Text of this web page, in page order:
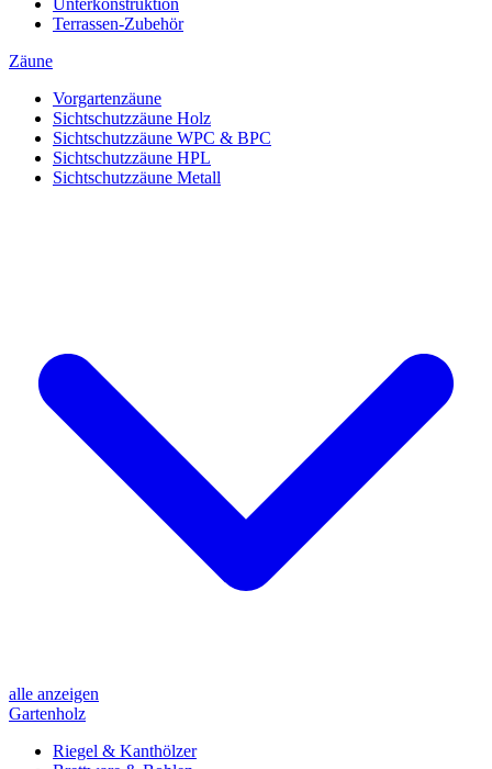
Unterkonstruktion
Terrassen-Zubehör
Zäune
Vorgartenzäune
Sichtschutzzäune Holz
Sichtschutzzäune WPC & BPC
Sichtschutzzäune HPL
Sichtschutzzäune Metall
alle anzeigen
Gartenholz
Riegel & Kanthölzer